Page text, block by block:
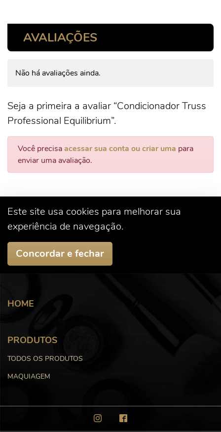
AVALIAÇÕES
Não há avaliações ainda.
Seja a primeira a avaliar “Condicionador Truss
Professional Equilibrium”.
Você precisaacessar sua conta ou criar uma para
enviar uma avaliação.
Este site usa cookies para melhorar sua
experiência de navegação.
Concordar e fechar
HOME
PRODUTOS
TODOS OS PRODUTOS
MAQUIAGEM